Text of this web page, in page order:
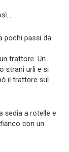
pochi passi da
trattore. Un
strani urli e si
il trattore sul
sedia a rotelle e
con un